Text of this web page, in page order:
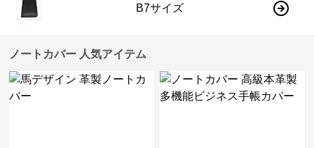
B7サイズ
ノートカバー 人気アイテム